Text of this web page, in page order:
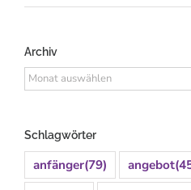
Archiv
Archiv
Schlagwörter
anfänger(79) angebot